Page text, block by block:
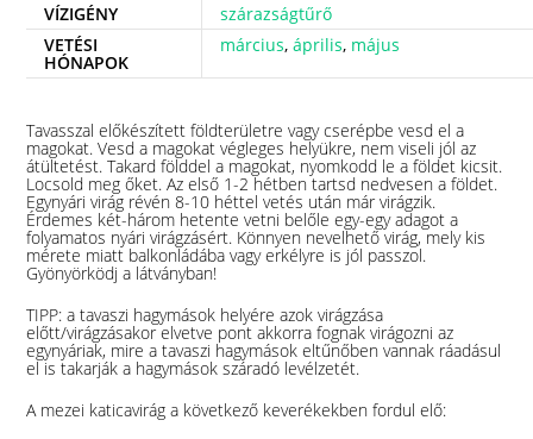
VÍZIGÉNY
szárazságtűrő
VETÉSI
HÓNAPOK
március,április, május
Tavasszal előkészített földterületre vagy cserépbe vesd el a
magokat. Vesd a magokat végleges helyükre, nem viseli jól az
átültetést. Takard földdel a magokat, nyomkodd le a földet kicsit.
Locsold meg őket. Az első 1-2 hétben tartsd nedvesen a földet.
Egynyári virág révén 8-10 héttel vetés után már virágzik.
Érdemes két-három hetente vetni belőle egy-egy adagot a
folyamatos nyári virágzásért. Könnyen nevelhető virág, mely kis
mérete miatt balkonládába vagy erkélyre is jól passzol.
Gyönyörködj a látványban!
TIPP: a tavaszi hagymások helyére azok virágzása
előtt/virágzásakor elvetve pont akkorra fognak virágozni az
egynyáriak, mire a tavaszi hagymások eltűnőben vannak ráadásul
el is takarják a hagymások száradó levélzetét.
A mezei katicavirág a következő keverékekben fordul elő: